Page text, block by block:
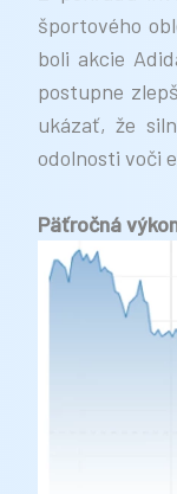
športového
boli akcie
postupne
ukázať, že
odolnosti voči
Päťročná